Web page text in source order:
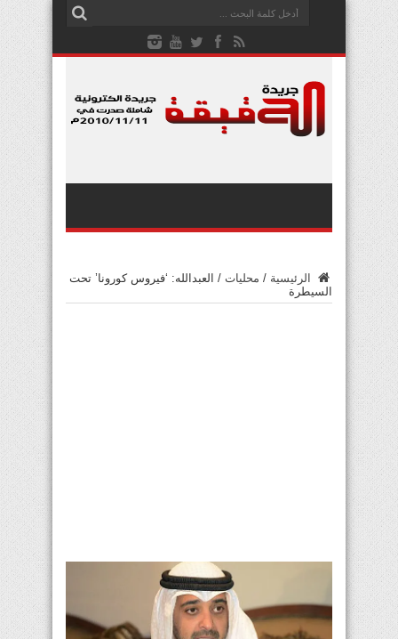
الرئيسية / محليات / العبدالله: ‘فيروس كورونا’ تحت
السيطرة